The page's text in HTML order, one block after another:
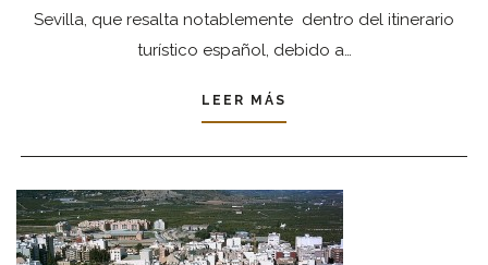
Sevilla, que resalta notablemente dentro del itinerario
turístico español, debido a…
LEER MÁS